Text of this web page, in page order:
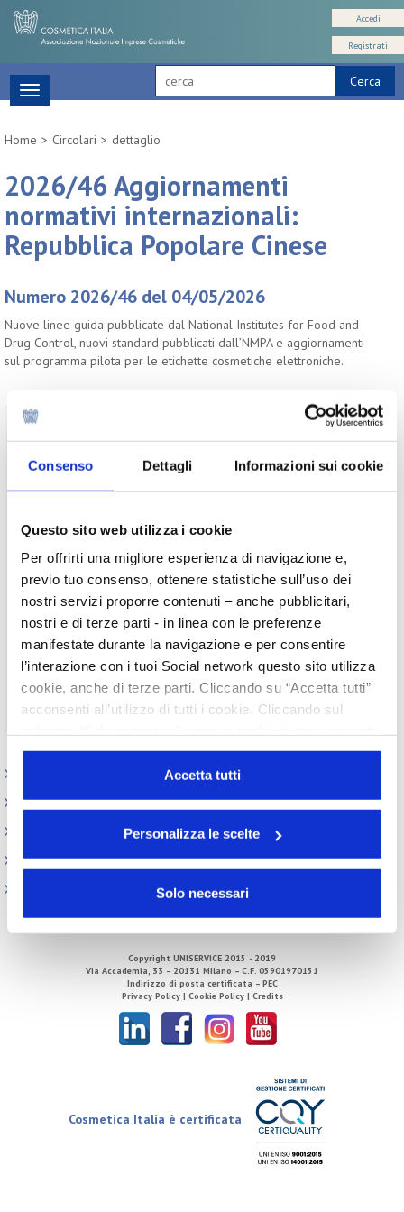
Consenso Dettagli Informazioni sui cookie
Questo sito web utilizza i cookie
Per offrirti una migliore esperienza di navigazione e,
previo tuo consenso, ottenere statistiche sull’uso dei
nostri servizi proporre contenuti – anche pubblicitari,
nostri e di terze parti - in linea con le preferenze
manifestate durante la navigazione e per consentire
l’interazione con i tuoi Social network questo sito utilizza
cookie, anche di terze parti. Cliccando su “Accetta tutti”
acconsenti all’utilizzo di tutti i cookie. Cliccando sul
o profilazione viene utilizzato. Cliccando su
“Personalizza le scelte” è possibile esprimere la propria
volontà in relazione a ciascuna categoria di cookie del
Accetta tutti
Personalizza le scelte
Solo necessari
Cerca
Accedi
Registrati
Toggle
navigation
Home
Circolari dettaglio
2026/46 Aggiornamenti
normativi internazionali:
Repubblica Popolare Cinese
Numero 2026/46 del 04/05/2026
Nuove linee guida pubblicate dal National Institutes for Food and
Drug Control, nuovi standard pubblicati dall’NMPA e aggiornamenti
sul programma pilota per le etichette cosmetiche elettroniche.
del sito.
Ricordami
Non ti sei ancora registrato? Registrati
Attività internazionali
Direzione
Copyright UNISERVICE 2015 - 2019
Via Accademia, 33 – 20131 Milano – C.F. 05901970151
Indirizzo di posta certificata – PEC
Privacy Policy | Cookie Policy | Credits
Cosmetica Italia è certificata